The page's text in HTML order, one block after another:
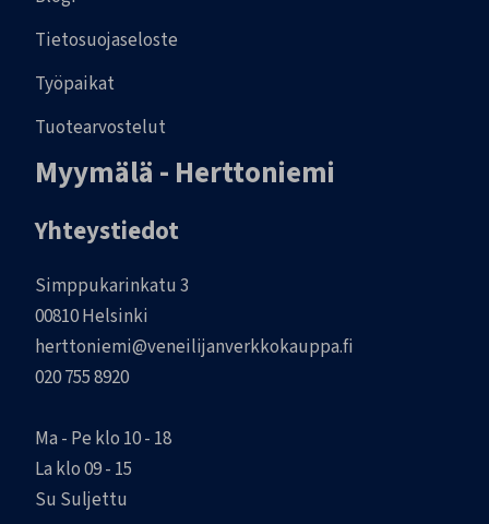
Tietosuojaseloste
Työpaikat
Tuotearvostelut
Myymälä - Herttoniemi
Yhteystiedot
Simppukarinkatu 3
00810 Helsinki
herttoniemi@veneilijanverkkokauppa.fi
020 755 8920
Ma - Pe klo 10 - 18
La klo 09 - 15
Su Suljettu